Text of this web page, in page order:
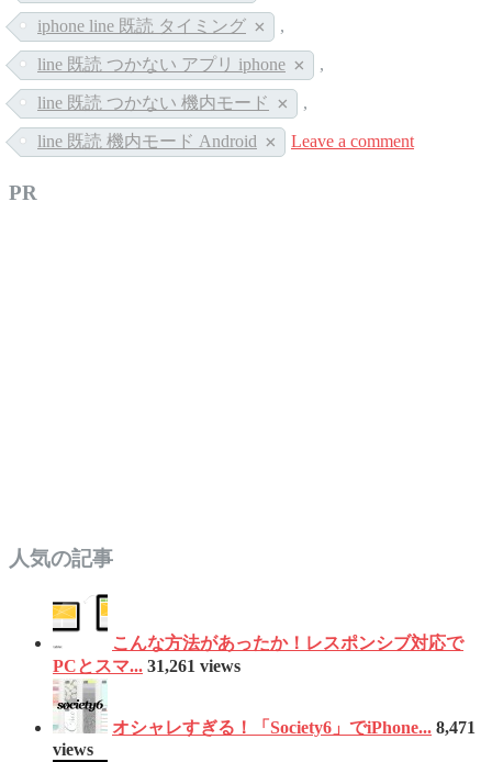
iphone line 既読 タイミング ,
line 既読 つかない アプリ iphone ,
line 既読 つかない 機内モード ,
line 既読 機内モード Android Leave a comment
PR
人気の記事
こんな方法があったか！レスポンシブ対応で
PCとスマ... 31,261 views
オシャレすぎる！「Society6」でiPhone... 8,471
views